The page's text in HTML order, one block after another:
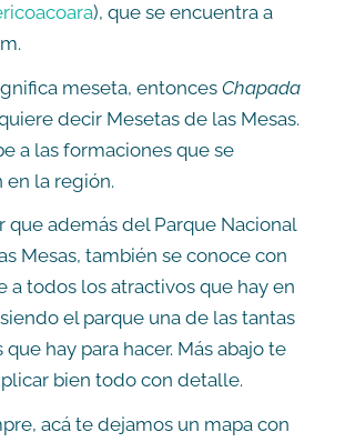
), que se encuentra a
meseta, entonces Chapada
decir Mesetas de las Mesas.
a las formaciones que se
en la región.
que además del Parque Nacional
Mesas, también se conoce con
a todos los atractivos que hay en
el parque una de las tantas
hay para hacer. Más abajo te
bien todo con detalle.
acá te dejamos un mapa con